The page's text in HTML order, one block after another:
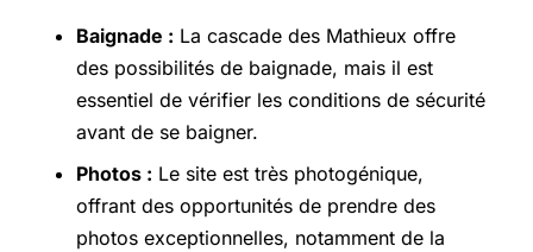
Baignade : La cascade des Mathieux offre
des possibilités de baignade, mais il est
essentiel de vérifier les conditions de sécurité
avant de se baigner.
Photos : Le site est très photogénique,
offrant des opportunités de prendre des
photos exceptionnelles, notamment de la